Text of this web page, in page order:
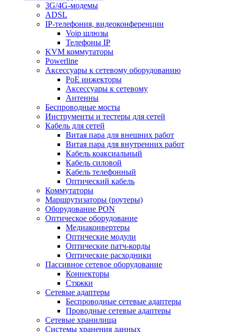
3G/4G-модемы
ADSL
IP-телефония, видеоконференции
Voip шлюзы
Телефоны IP
KVM коммутаторы
Powerline
Аксессуары к сетевому оборудованию
PoE инжекторы
Аксессуары к сетевому
Антенны
Беспроводные мосты
Инструменты и тестеры для сетей
Кабель для сетей
Витая пара для внешних работ
Витая пара для внутренних работ
Кабель коаксиальный
Кабель силовой
Кабель телефонный
Оптический кабель
Коммутаторы
Маршрутизаторы (роутеры)
Оборудование PON
Оптическое оборудование
Медиаконвертеры
Оптические модули
Оптические патч-корды
Оптические расходники
Пассивное сетевое оборудование
Коннекторы
Стяжки
Сетевые адаптеры
Беспроводные сетевые адаптеры
Проводные сетевые адаптеры
Сетевые хранилища
Системы хранения данных